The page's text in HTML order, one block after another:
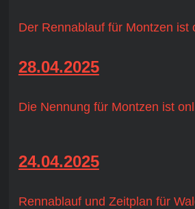
Der Rennablauf für Montzen ist
28.04.2025
Die Nennung für Montzen ist
24.04.2025
Rennablauf und Zeitplan für